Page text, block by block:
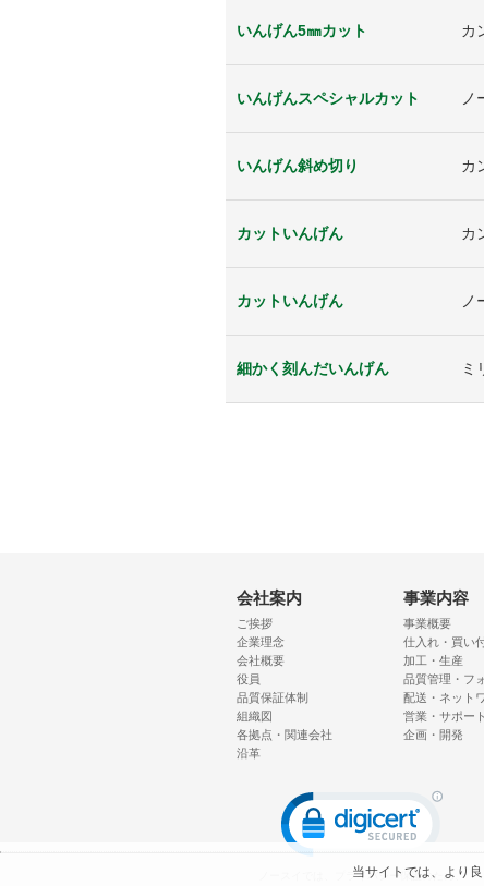
いんげん5㎜カット カ
いんげんスペシャルカット ノ
いんげん斜め切り カ
カットいんげん カ
カットいんげん ノ
細かく刻んだいんげん ミ
会社案内
ご挨拶
企業理念
会社概要
役員
品質保証体制
組織図
各拠点・関連会社
沿革
事業内容
事業概要
仕入れ・買い
加工・生産
品質管理・フ
配送・ネット
営業・サポート
企画・開発
ノースイでは、プライバシー保護のため、
当サイトでは、より